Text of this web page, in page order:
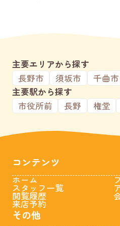
主要エリアから探す
長野市
須坂市 千曲市
主要駅から探す
市役所前
長野 権堂
コンテンツ
ホーム
スタッフ一覧
閲覧履歴
来店予約
その他